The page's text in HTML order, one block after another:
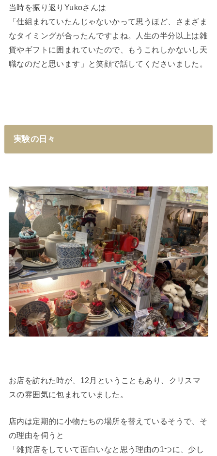
当時を振り返りYukoさんは
「仕組まれていたんじゃないかって思うほど、さまざま
なタイミングが合ったんですよね。人生の半分以上は雑
貨やギフトに囲まれていたので、もうこれしかないし天
職なのだと思います」と笑顔で話してくださいました。
実験の日々
お店を訪れた時が、12月ということもあり、クリスマ
スの雰囲気に包まれていました。
店内は定期的に小物たちの場所を替えているそうで、そ
の理由を伺うと
「雑貨店をしていて面白いなと思う理由の1つに、少し